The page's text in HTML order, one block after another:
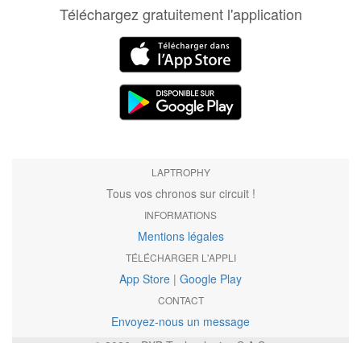
Téléchargez gratuitement l'application
LAPTROPHY
Tous vos chronos sur circuit !
INFORMATIONS
Mentions légales
TÉLÉCHARGER L'APPLI
App Store | Google Play
CONTACT
Envoyez-nous un message